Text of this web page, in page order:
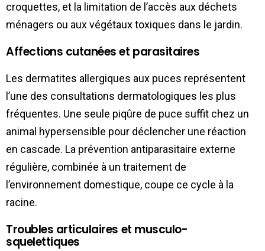
croquettes, et la limitation de l’accès aux déchets
ménagers ou aux végétaux toxiques dans le jardin.
Affections cutanées et parasitaires
Les dermatites allergiques aux puces représentent
l’une des consultations dermatologiques les plus
fréquentes. Une seule piqûre de puce suffit chez un
animal hypersensible pour déclencher une réaction
en cascade. La prévention antiparasitaire externe
régulière, combinée à un traitement de
l’environnement domestique, coupe ce cycle à la
racine.
Troubles articulaires et musculo-
squelettiques